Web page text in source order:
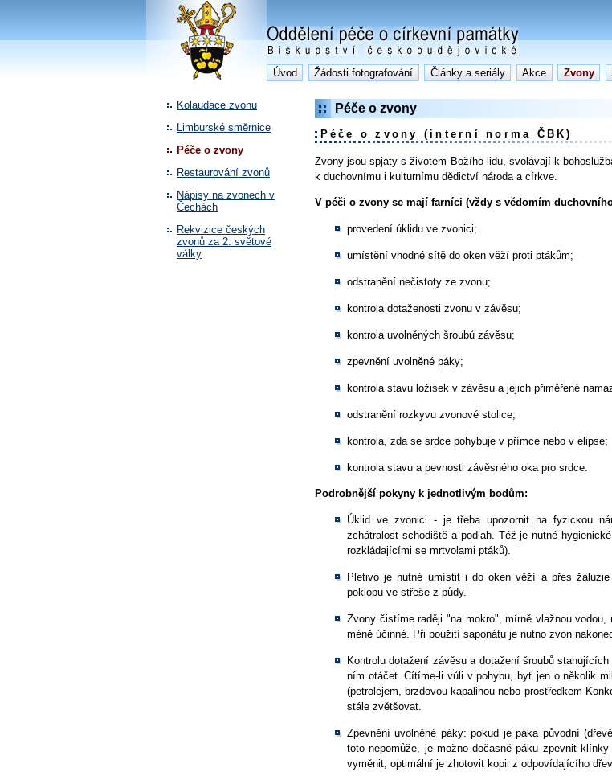
Úvod Žádosti fotografování Články a seriály Akce Zvony
Kolaudace zvonu
Limburské směrnice
Péče o zvony
Restaurování zvonů
Nápisy na zvonech v
Čechách
Rekvizice českých
zvonů za 2. světové
války
Péče o zvony
Péče o zvony (interní norma ČBK)
Zvony jsou spjaty s životem Božího lidu, svolávají k
k duchovnímu i kulturnímu dědictví národa a církve.
V péči o zvony se mají farníci (vždy s vědomím
provedení úklidu ve zvonici;
umístění vhodné sítě do oken věží proti ptákům;
odstranění nečistoty ze zvonu;
kontrola dotaženosti zvonu v závěsu;
kontrola uvolněných šroubů závěsu;
zpevnění uvolněné páky;
kontrola stavu ložisek v závěsu a jejich přiměřené
odstranění rozkyvu zvonové stolice;
kontrola, zda se srdce pohybuje v přímce nebo v elipse;
kontrola stavu a pevnosti závěsného oka pro srdce.
Podrobnější pokyny k jednotlivým bodům:
Úklid ve zvonici - je třeba upozornit na fyzickou
zchátralost schodiště a podlah. Též je nutné
rozkládajícími se mrtvolami ptáků).
Pletivo je nutné umístit i do oken věží a přes
poklopu ve střeše z půdy.
Zvony čistíme raději "na mokro", mírně vlažnou
méně účinné. Při použití saponátu je nutno zvon
Kontrolu dotažení závěsu a dotažení šroubů
ním otáčet. Cítíme-li vůli v pohybu, byť jen o několik
(petrolejem, brzdovou kapalinou nebo prostředkem
stále zvětšovat.
Zpevnění uvolněné páky: pokud je páka původní
toto nepomůže, je možno dočasně páku zpevnit
vyměnit, optimální je zhotovit kopii z odpovídajícího